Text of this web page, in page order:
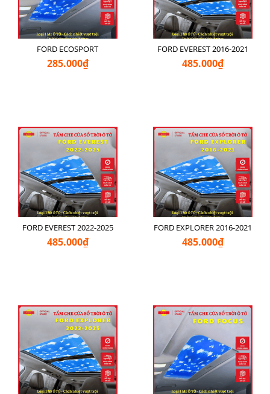
FORD ECOSPORT
285.000₫
FORD EVEREST 2016-2021
485.000₫
FORD EVEREST 2022-2025
485.000₫
FORD EXPLORER 2016-2021
485.000₫